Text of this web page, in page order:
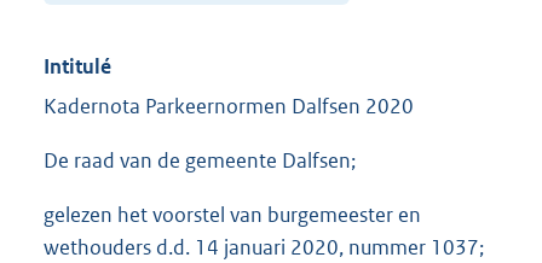
Intitulé
Kadernota Parkeernormen Dalfsen 2020
De raad van de gemeente Dalfsen;
gelezen het voorstel van burgemeester en
wethouders d.d. 14 januari 2020, nummer 1037;